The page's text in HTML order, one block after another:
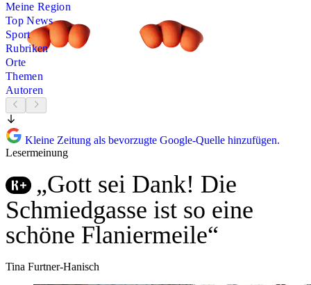
Meine Region
Top News
Sport
Rubriken
Orte
Themen
Autoren
Kleine Zeitung als bevorzugte Google-Quelle hinzufügen.
Lesermeinung
„Gott sei Dank! Die
Schmiedgasse ist so eine
schöne Flaniermeile“
Tina Furtner-Hanisch